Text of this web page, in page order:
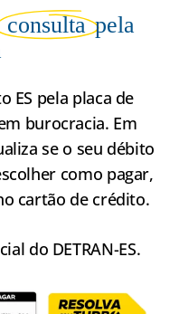
consultapela
ES pela placa de
burocracia. Em
se o seu débito
como pagar,
cartão de crédito.
do DETRAN-ES.